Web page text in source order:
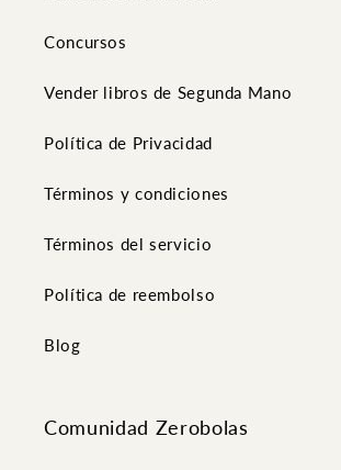
Concursos
Vender libros de Segunda Mano
Política de Privacidad
Términos y condiciones
Términos del servicio
Política de reembolso
Blog
Comunidad Zerobolas